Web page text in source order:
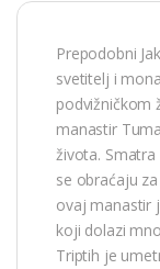
Prepodobni
svetitelj i
podvižničkom
manastir
života.
se obraćaju
ovaj manastir
koji dolazi
Triptih je